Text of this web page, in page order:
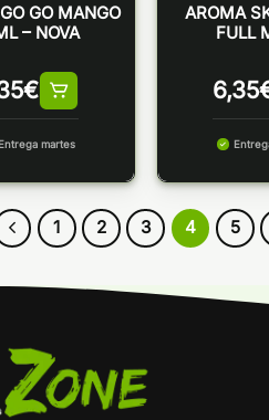
GO MANGO
– NOVA
€
Entrega martes
AROMA
FULL
6,35
1 2 3 4 5